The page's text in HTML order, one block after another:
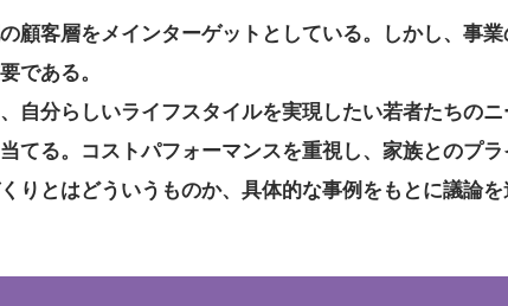
顧客層をメインターゲットとしている。しかし、事
である。
自分らしいライフスタイルを実現したい若者たちの
てる。コストパフォーマンスを重視し、家族とのプ
りとはどういうものか、具体的な事例をもとに議論を